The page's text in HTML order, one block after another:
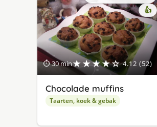
⏱ 30 min★★★★☆ 4.12 (52)
👍
Chocolade muffins
Taarten, koek & gebak